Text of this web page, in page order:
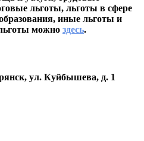
льготы, льготы в сфере
иные льготы и
можно здесь.
ул. Куйбышева, д. 1